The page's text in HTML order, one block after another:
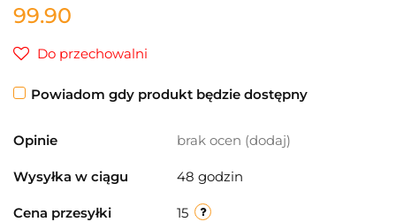
99.90
Do przechowalni
Powiadom gdy produkt będzie dostępny
Opinie brak ocen (dodaj)
Wysyłka w ciągu 48 godzin
Cena przesyłki 15